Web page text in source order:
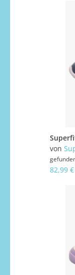
von
82,99 €